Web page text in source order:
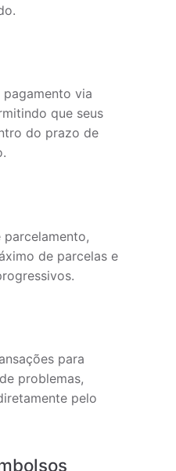
via
que seus
do prazo de
de parcelas e
para
problemas,
pelo